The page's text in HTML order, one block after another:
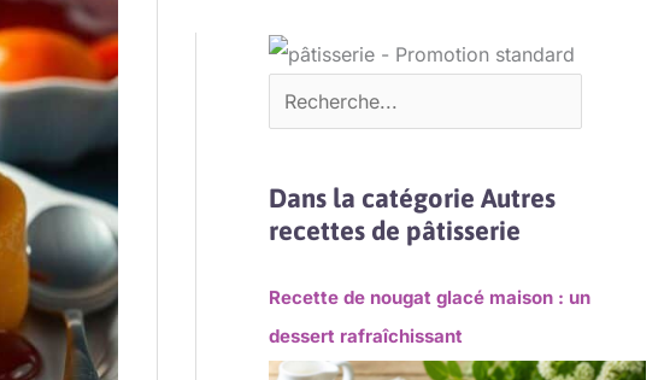
Dans la catégorie Autres
recettes de pâtisserie
Recette de nougat glacé maison : un
dessert rafraîchissant